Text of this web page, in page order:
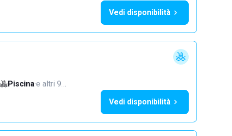
Vedi disponibilità
Piscina·e altri 9…
Vedi disponibilità